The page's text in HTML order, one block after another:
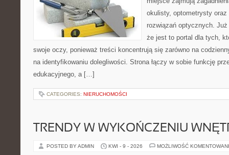
okulisty, optometrysty oraz
rozwiązań optycznych.
że jest to portal dla tych,
swoje oczy, ponieważ treści koncentrują się zarówno na
na identyfikowaniu dolegliwości. Strona łączy w sobie funkcję
edukacyjnego, a […]
CATEGORIES: NIERUCHOMOŚCI
TRENDY W WYKOŃCZENIU
POSTED BY ADMIN KWI - 9 - 2026 MOŻLIWOŚĆ